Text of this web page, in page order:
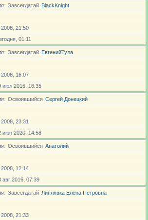
Завсегдатай BlackKnight
2008, 21:50
01:11
Завсегдатай ЕвгенийТула
2008, 16:07
июл 2016, 16:35
Освоившийся Сергей Донецкий
23:31
июн 2020, 14:58
Освоившийся Анатолий
2008, 12:14
авг 2016, 07:39
Завсегдатай Липлявка Елена Петровна
2008, 21:33